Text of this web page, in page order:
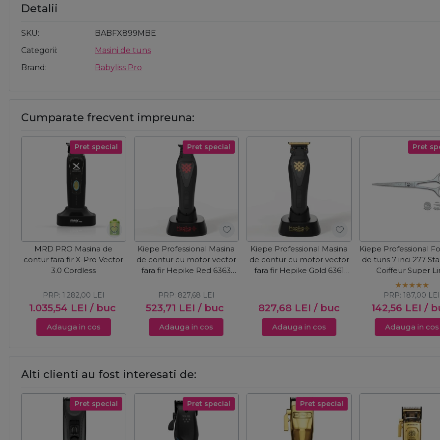
Detalii
SKU
BABFX899MBE
Categorii
Masini de tuns
Brand
Babyliss Pro
Cumparate frecvent impreuna:
Pret special
MRD PRO Masina de
contur fara fir X-Pro Vector
3.0 Cordless
1.035,54 LEI / buc
PRP: 1.282,00 LEI
Adauga in cos
Pret special
Kiepe Professional Masina
de contur cu motor vector
fara fir Hepike Red 6363
523,71 LEI / buc
PRP: 827,68 LEI
Adauga in cos
Kiepe Professional Masina
de contur cu motor vector
fara fir Hepike Gold 6361
827,68 LEI / buc
Adauga in cos
Pret
Kiepe Professional
de tuns 7 inci 277
Coiffeur Super
142,56 LEI /
PRP:187,00 LEI
Adauga in cos
Alti clienti au fost interesati de:
Pret special Pret special Pret special